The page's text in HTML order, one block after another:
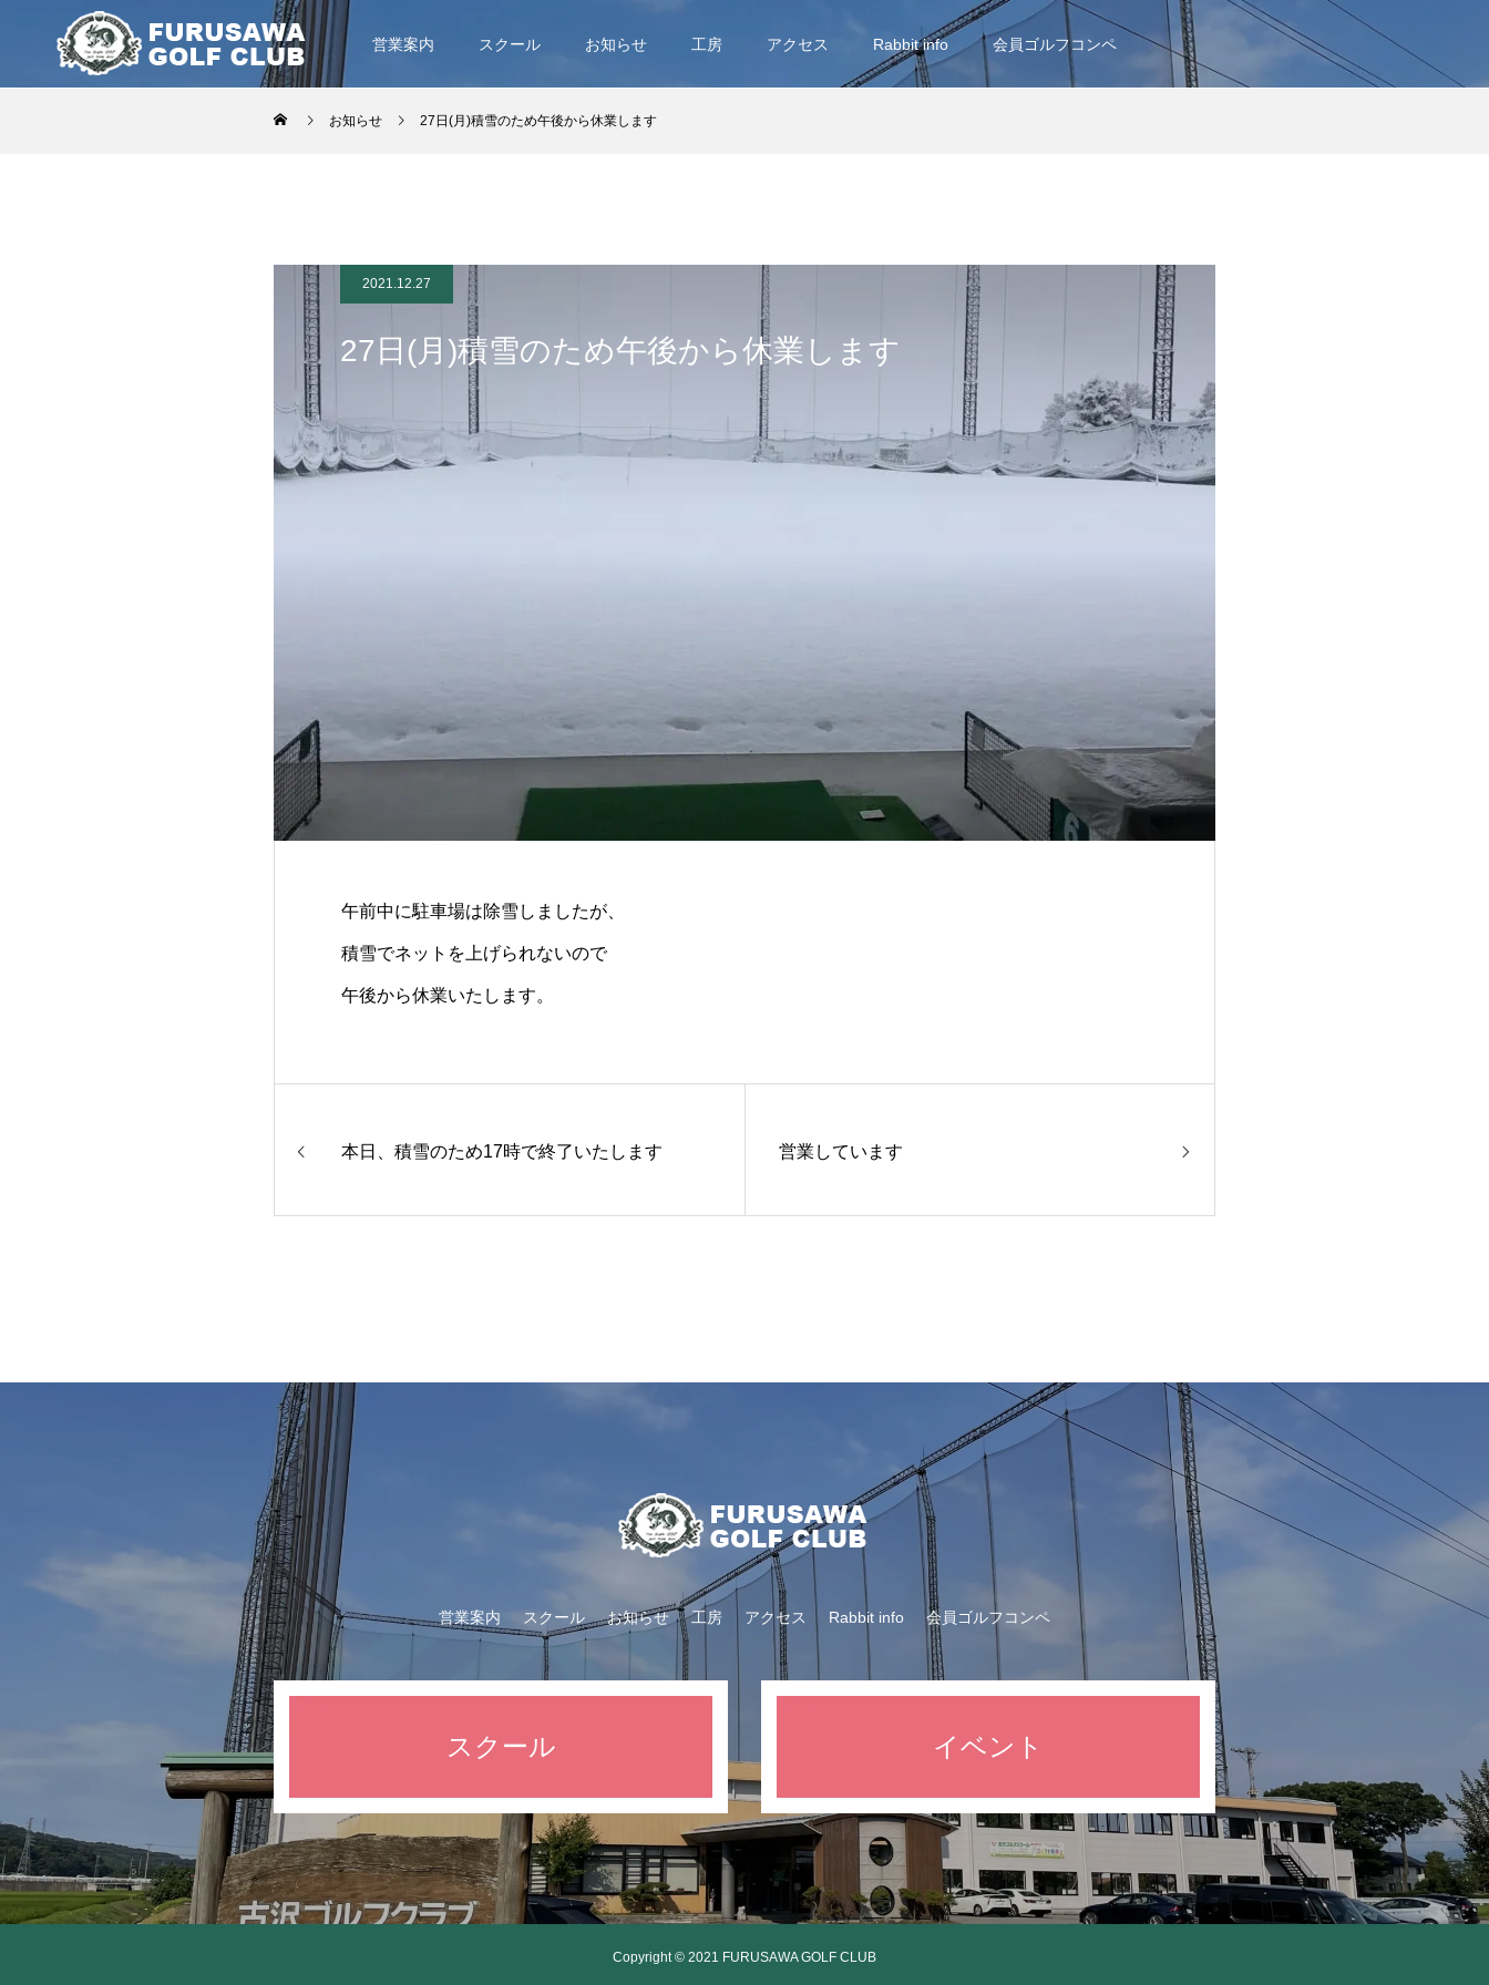
営業案内 スクール お知らせ 工房 アクセス Rabbit info 会員ゴルフコンペ
お知らせ 27日(月)積雪のため午後から休業します
2021.12.27
27日(月)積雪のため午後から休業します
午前中に駐車場は除雪しましたが、
積雪でネットを上げられないので
午後から休業いたします。
本日、積雪のため17時で終了いたします 営業しています
営業案内 スクール お知らせ 工房 アクセス Rabbit info 会員ゴルフコンペ
スクール イベント
Copyright © 2021 FURUSAWA GOLF CLUB